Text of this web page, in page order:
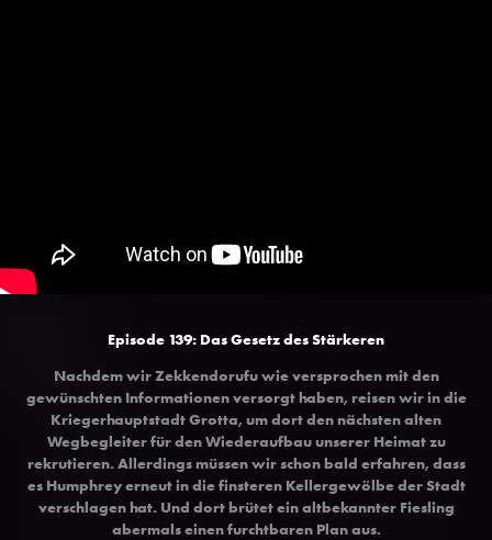
Episode 139: Das Gesetz des Stärkeren
Nachdem wir Zekkendorufu wie versprochen mit den
gewünschten Informationen versorgt haben, reisen wir in die
Kriegerhauptstadt Grotta, um dort den nächsten alten
Wegbegleiter für den Wiederaufbau unserer Heimat zu
rekrutieren. Allerdings müssen wir schon bald erfahren, dass
es Humphrey erneut in die finsteren Kellergewölbe der Stadt
verschlagen hat. Und dort brütet ein altbekannter Fiesling
abermals einen furchtbaren Plan aus.